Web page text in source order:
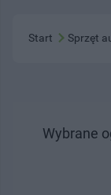
Start Sprzęt
Wybrane